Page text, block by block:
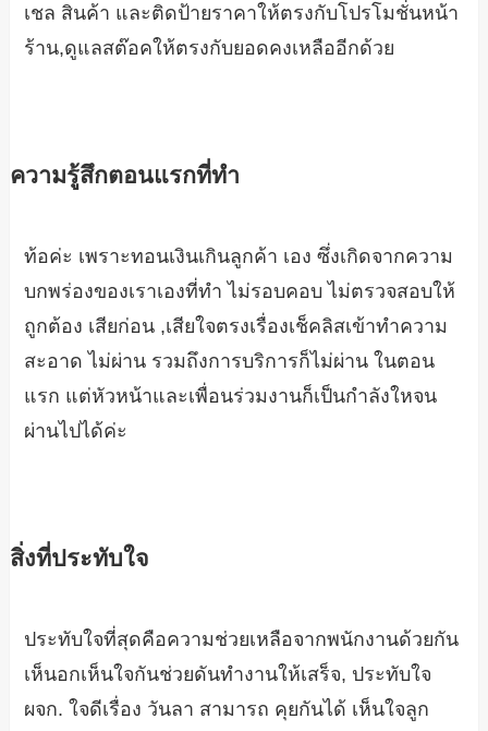
เชล สินค้า และติดป้ายราคาให้ตรงกับโปรโมชั่นหน้า
ร้าน,ดูแลสต๊อคให้ตรงกับยอดคงเหลืออีกด้วย
ความรู้สึกตอนแรกที่ทำ
ท้อค่ะ เพราะทอนเงินเกินลูกค้า เอง ซึ่งเกิดจากความ
บกพร่องของเราเองที่ทำ ไม่รอบคอบ ไม่ตรวจสอบให้
ถูกต้อง เสียก่อน ,เสียใจตรงเรื่องเช็คลิสเข้าทำความ
สะอาด ไม่ผ่าน รวมถึงการบริการก็ไม่ผ่าน ในตอน
แรก แต่หัวหน้าและเพื่อนร่วมงานก็เป็นกำลังใหจน
ผ่านไปได้ค่ะ
สิ่งที่ประทับใจ
ประทับใจที่สุดคือความช่วยเหลือจากพนักงานด้วยกัน
เห็นอกเห็นใจกันช่วยดันทำงานให้เสร็จ, ประทับใจ
ผจก. ใจดีเรื่อง วันลา สามารถ คุยกันได้ เห็นใจลูก